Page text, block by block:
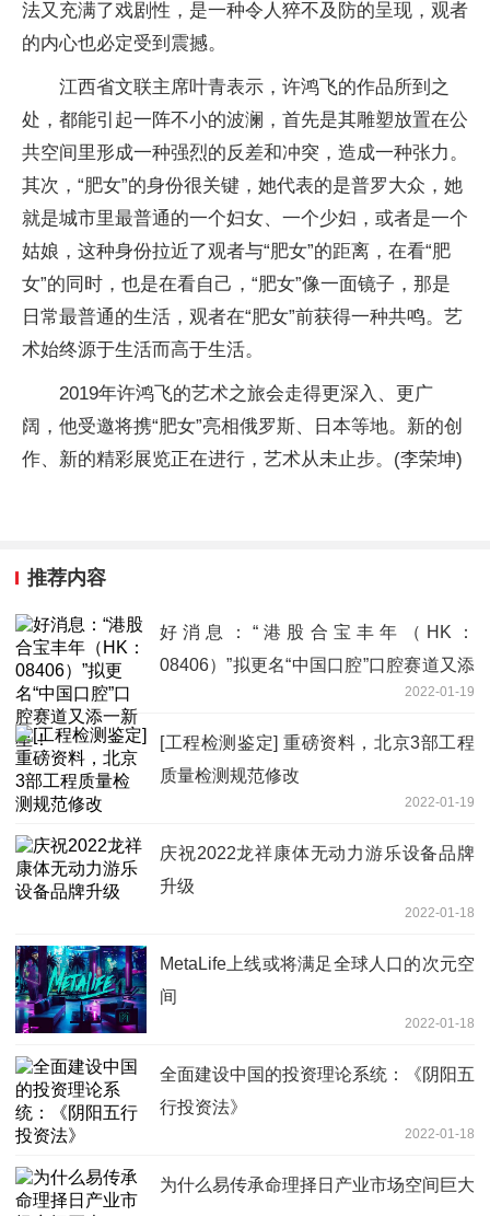
法又充满了戏剧性，是一种令人猝不及防的呈现，观者
的内心也必定受到震撼。
江西省文联主席叶青表示，许鸿飞的作品所到之
处，都能引起一阵不小的波澜，首先是其雕塑放置在公
共空间里形成一种强烈的反差和冲突，造成一种张力。
其次，“肥女”的身份很关键，她代表的是普罗大众，她
就是城市里最普通的一个妇女、一个少妇，或者是一个
姑娘，这种身份拉近了观者与“肥女”的距离，在看“肥
女”的同时，也是在看自己，“肥女”像一面镜子，那是
日常最普通的生活，观者在“肥女”前获得一种共鸣。艺
术始终源于生活而高于生活。
2019年许鸿飞的艺术之旅会走得更深入、更广
阔，他受邀将携“肥女”亮相俄罗斯、日本等地。新的创
作、新的精彩展览正在进行，艺术从未止步。(李荣坤)
推荐内容
好消息：“港股合宝丰年（HK：
08406）”拟更名“中国口腔”口腔赛道又添
2022-01-19
[工程检测鉴定] 重磅资料，北京3部工程
质量检测规范修改
2022-01-19
庆祝2022龙祥康体无动力游乐设备品牌
升级
2022-01-18
MetaLife上线或将满足全球人口的次元空
间
2022-01-18
全面建设中国的投资理论系统：《阴阳五
行投资法》
2022-01-18
为什么易传承命理择日产业市场空间巨大